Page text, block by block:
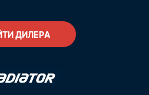
ДИЛЕРА